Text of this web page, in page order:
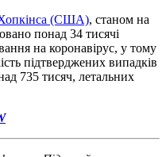
(США), станом на
понад 34 тисячі
на коронавірус, у тому
підтверджених випадків
735 тисяч, летальних